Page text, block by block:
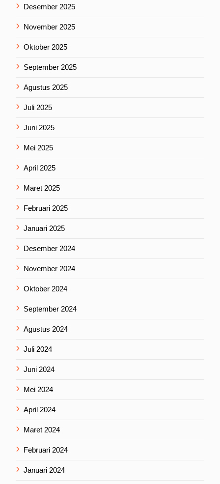
Desember 2025
November 2025
Oktober 2025
September 2025
Agustus 2025
Juli 2025
Juni 2025
Mei 2025
April 2025
Maret 2025
Februari 2025
Januari 2025
Desember 2024
November 2024
Oktober 2024
September 2024
Agustus 2024
Juli 2024
Juni 2024
Mei 2024
April 2024
Maret 2024
Februari 2024
Januari 2024